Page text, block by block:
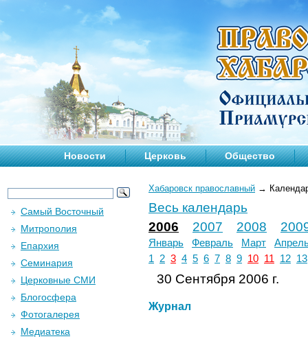
Новости Церковь Общество
Хабаровск православный →
Весь календарь
2006
2007 2008
Январь Февраль Март
1
2 3 4 5 6 7 8 9 10 11 12 13
30 Сентября 2006 г.
Журнал
Самый Восточный
Митрополия
Епархия
Семинария
Церковные СМИ
Блогосфера
Фотогалерея
Медиатека